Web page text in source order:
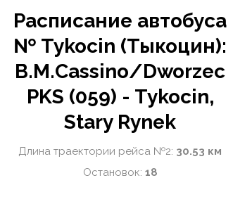
Расписание автобуса
№ Tykocin (Тыкоцин):
B.M.Cassino/Dworzec
PKS (059) - Tykocin,
Stary Rynek
Длина траектории рейса №2: 30.53 км
Остановок: 18